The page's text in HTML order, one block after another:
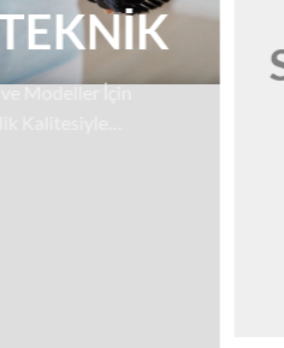
Modeller İçin